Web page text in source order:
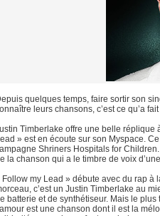
quelques temps, faire sortir son
leurs chansons, c’est ce qu’a
Timberlake offre une belle réplique
» est en écoute sur son Myspace.
Shriners Hospitals for
la chanson qui a le timbre de voix
Follow my Lead » débute avec du rap à
c’est un Justin Timberlake au
batterie et de synthétiseur. Mais le
est une chanson dont il est la